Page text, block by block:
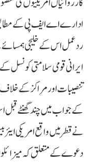
ادارے اے ایف پی کے
ردعمل اس کے خلیجی
ایرانی قومی سلامتی کونسل
تنصیبات اور مراکز کے خلاف
کے جواب میں چند گھنٹے قبل
نے قطر میں واقع امریکی
دعوے کے متعلق کہ